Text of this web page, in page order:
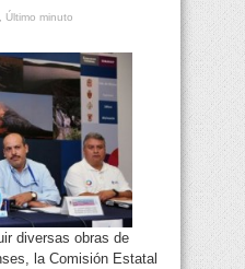
, Último minuto
diversas obras de
la Comisión Estatal